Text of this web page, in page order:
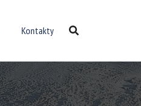
Kontakty